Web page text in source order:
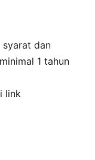
syarat dan
1 tahun
link